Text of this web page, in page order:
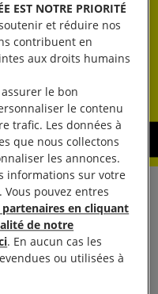
rapport
27 novembre
EST NOTRE PRIORITÉ
et réduire nos
contribuent en
aux droits humains
le bon
le contenu
trafic. Les données à
que nous collectons
les annonces.
informations sur votre
pouvez entres
en cliquant
de notre
. En aucun cas les
ou utilisées à